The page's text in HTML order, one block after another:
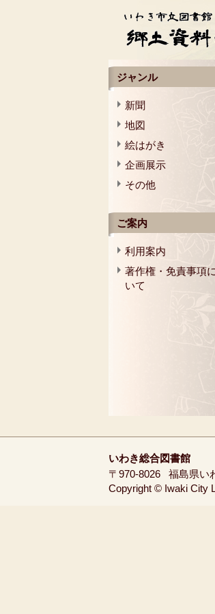
ジャンル
新聞
地図
絵はがき
企画展示
その他
ご案内
利用案内
著作権・免責事項
いて
いわき総合図書館
〒970-8026
福島県い
Copyright © Iwaki City